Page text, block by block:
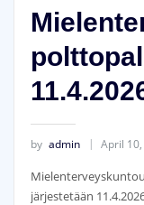
by admin April
järjestetään